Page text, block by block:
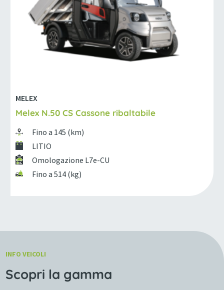
MELEX
Melex N.50 CS Cassone ribaltabile
Fino a 145 (km)
LITIO
Omologazione L7e-CU
Fino a 514 (kg)
INFO VEICOLI
Scopri la gamma